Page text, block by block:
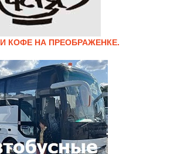
КОФЕ НА ПРЕОБРАЖЕНКЕ.